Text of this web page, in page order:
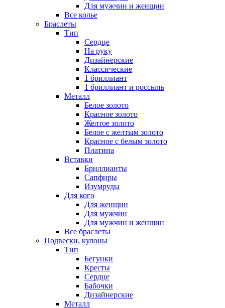
Для мужчин и женщин
Все колье
Браслеты
Тип
Сердце
На руку
Дизайнерские
Классические
1 бриллиант
1 бриллиант и россыпь
Металл
Белое золото
Красное золото
Желтое золото
Белое с желтым золото
Красное с белым золото
Платина
Вставки
Бриллианты
Сапфиры
Изумруды
Для кого
Для женщин
Для мужчин
Для мужчин и женщин
Все браслеты
Подвески, кулоны
Тип
Бегунки
Кресты
Сердце
Бабочки
Дизайнерские
Металл